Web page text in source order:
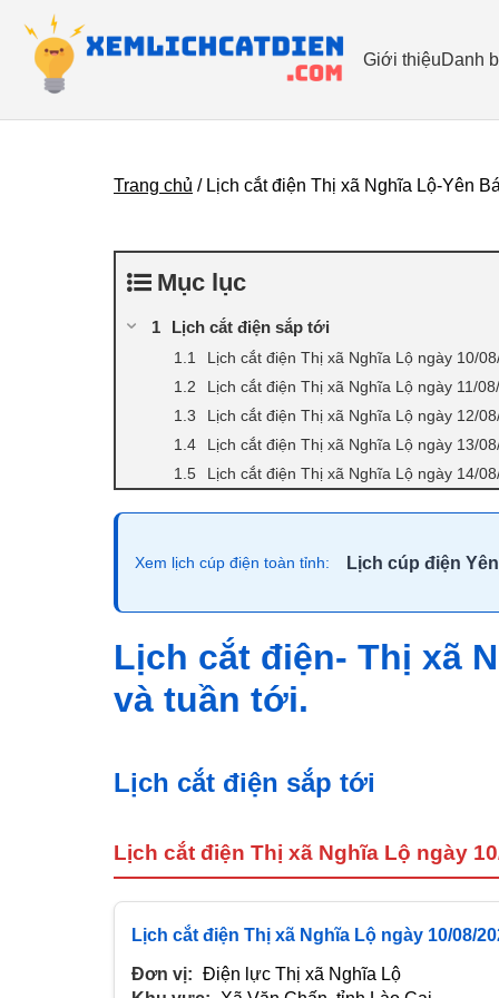
Giới thiệuDanh
Trang chủ / Lịch cắt điện Thị xã Nghĩa Lộ-Yên
Mục lục
Lịch cắt điện sắp tới
Lịch cắt điện Thị xã Nghĩa Lộ ngày 10/
Lịch cắt điện Thị xã Nghĩa Lộ ngày 11/
Lịch cắt điện Thị xã Nghĩa Lộ ngày 12/
Lịch cắt điện Thị xã Nghĩa Lộ ngày 13/
Lịch cắt điện Thị xã Nghĩa Lộ ngày 14/
Xem lịch cúp điện toàn tỉnh: Lịch cúp điện
Lịch cắt điện- Thị xã
và tuần tới.
Lịch cắt điện sắp tới
Lịch cắt điện Thị xã Nghĩa Lộ ngày
Lịch cắt điện Thị xã Nghĩa Lộ ngày 10/08/
Đơn vị: Điện lực Thị xã Nghĩa Lộ